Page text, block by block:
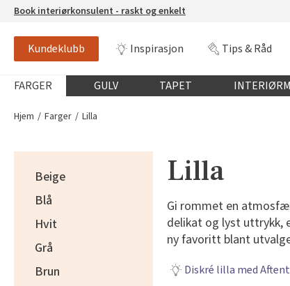
Book interiørkonsulent - raskt og enkelt
Kundeklubb Inspirasjon Tips & Råd
Globalnavigasjon mobil
FARGER GULV TAPET
Hjem Farger Lilla
Beige
Blå
Hvit
Grå
Brun
Lilla
Gi rommet en
delikat og lyst uttrykk,
ny favoritt blant
Diskré lilla med